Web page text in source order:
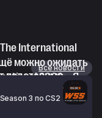
International
можно ожидать
подставные
2026: «Я
со своим
Все новости
3 по CS2